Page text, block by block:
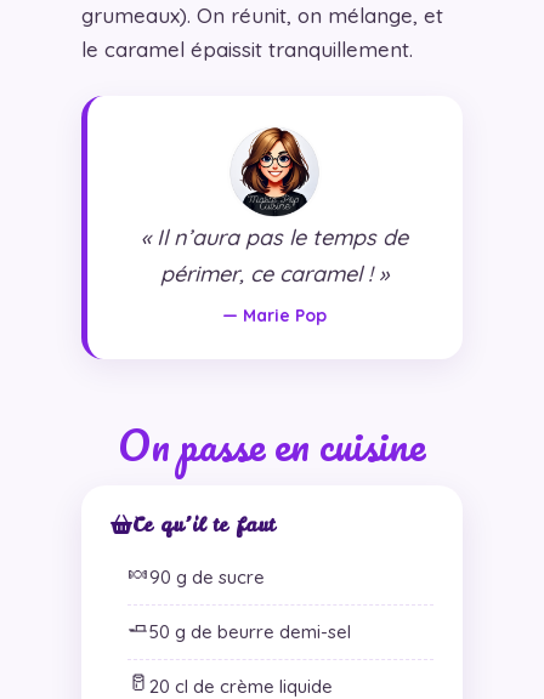
grumeaux). On réunit, on mélange, et
le caramel épaissit tranquillement.
« Il n’aura pas le temps de
périmer, ce caramel ! »
— Marie Pop
On passe en cuisine
Ce qu’il te faut
🍬90 g de sucre
🧈50 g de beurre demi-sel
🥛 20 cl de crème liquide